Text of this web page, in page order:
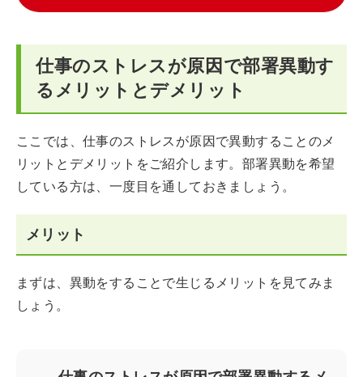
仕事のストレスが原因で部署異動す
るメリットとデメリット
ここでは、仕事のストレスが原因で異動することのメ
リットとデメリットをご紹介します。部署異動を希望
している方は、一度目を通しておきましょう。
メリット
まずは、異動をすることで生じるメリットを見てみま
しょう。